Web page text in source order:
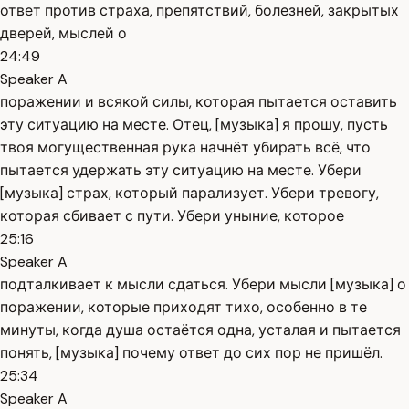
ответ против страха, препятствий, болезней, закрытых
дверей, мыслей о
24:49
Speaker A
поражении и всякой силы, которая пытается оставить
эту ситуацию на месте. Отец, [музыка] я прошу, пусть
твоя могущественная рука начнёт убирать всё, что
пытается удержать эту ситуацию на месте. Убери
[музыка] страх, который парализует. Убери тревогу,
которая сбивает с пути. Убери уныние, которое
25:16
Speaker A
подталкивает к мысли сдаться. Убери мысли [музыка] о
поражении, которые приходят тихо, особенно в те
минуты, когда душа остаётся одна, усталая и пытается
понять, [музыка] почему ответ до сих пор не пришёл.
25:34
Speaker A